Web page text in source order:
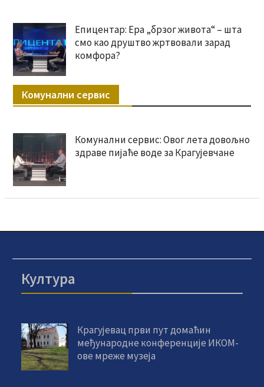
Епицентар: Ера „брзог живота“ – шта
смо као друштво жртвовали зарад
комфора?
Комунални сервис
Комунални сервис: Овог лета довољно
здраве пијаће воде за Крагујевчане
Култура
Крагујевац први пут домаћин
међународне конференције ИКОМ-
ове мреже музеја